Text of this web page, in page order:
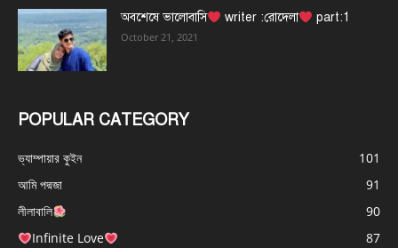
অবশেষে ভালোবাসি writer :রোদেলা part:1
October 21, 2021
POPULAR CATEGORY
ভ্যাম্পায়ার কুইন
101
আমি পদ্মজা
91
লীলাবালি
90
Infinite Love
87